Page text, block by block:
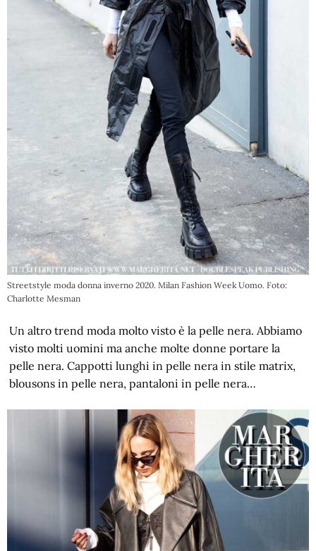
Streetstyle moda donna inverno 2020. Milan Fashion Week Uomo. Foto:
Charlotte Mesman
Un altro trend moda molto visto è la pelle nera. Abbiamo
visto molti uomini ma anche molte donne portare la
pelle nera. Cappotti lunghi in pelle nera in stile matrix,
blousons in pelle nera, pantaloni in pelle nera…